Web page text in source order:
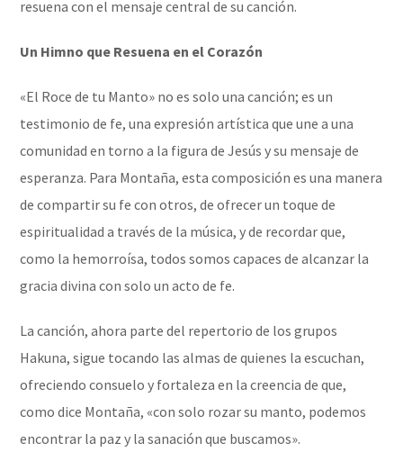
resuena con el mensaje central de su canción.
Un Himno que Resuena en el Corazón
«El Roce de tu Manto» no es solo una canción; es un
testimonio de fe, una expresión artística que une a una
comunidad en torno a la figura de Jesús y su mensaje de
esperanza. Para Montaña, esta composición es una manera
de compartir su fe con otros, de ofrecer un toque de
espiritualidad a través de la música, y de recordar que,
como la hemorroísa, todos somos capaces de alcanzar la
gracia divina con solo un acto de fe.
La canción, ahora parte del repertorio de los grupos
Hakuna, sigue tocando las almas de quienes la escuchan,
ofreciendo consuelo y fortaleza en la creencia de que,
como dice Montaña, «con solo rozar su manto, podemos
encontrar la paz y la sanación que buscamos».